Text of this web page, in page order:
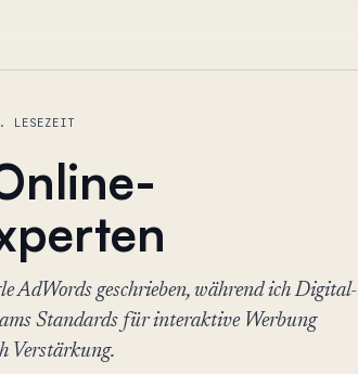
LESEZEIT
AdWords geschrieben, während ich Digital-
Standards für interaktive Werbung
Verstärkung.